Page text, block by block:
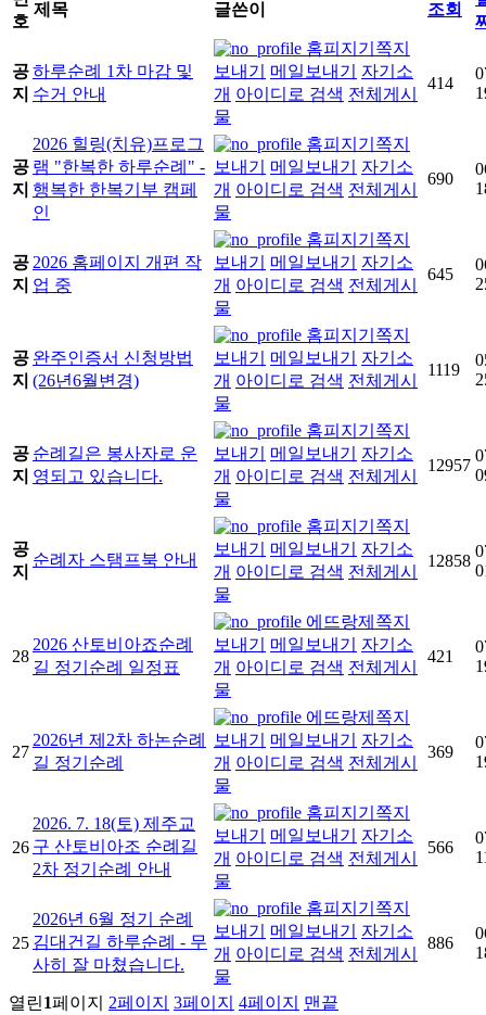
호
제목 글쓴이 조회
공
지
하루순례 1차 마감 및
수거 안내
홈피지기 쪽지
보내기
메일보내기
자기소
개 아이디로 검색 전체게시
물
414
공
지
2026 힐링(치유)프로그
램 "한복한 하루순례" -
행복한 한복기부 캠페
인
홈피지기 쪽지
보내기
메일보내기
자기소
개 아이디로 검색 전체게시
물
690
공
지
2026 홈페이지 개편 작
업 중
홈피지기 쪽지
보내기
메일보내기
자기소
개 아이디로 검색 전체게시
물
645
공
지
완주인증서 신청방법
(26년6월변경)
홈피지기 쪽지
보내기
메일보내기
자기소
개 아이디로 검색 전체게시
물
1119
공
지
순례길은 봉사자로 운
영되고 있습니다.
홈피지기 쪽지
보내기
메일보내기
자기소
개 아이디로 검색 전체게시
물
12957
공
지
순례자 스탬프북 안내
홈피지기 쪽지
보내기
메일보내기
자기소
개 아이디로 검색 전체게시
물
12858
28
2026 산토비아죠순례
길 정기순례 일정표
에뜨랑제 쪽지
보내기
메일보내기
자기소
개 아이디로 검색 전체게시
물
421
27
2026년 제2차 하논순례
길 정기순례
에뜨랑제 쪽지
보내기
메일보내기
자기소
개 아이디로 검색 전체게시
물
369
26
2026. 7. 18(토) 제주교
구 산토비아조 순례길
2차 정기순례 안내
홈피지기 쪽지
보내기
메일보내기
자기소
개 아이디로 검색 전체게시
물
566
25
2026년 6월 정기 순례
김대건길 하루순례 - 무
사히 잘 마쳤습니다.
홈피지기 쪽지
보내기
메일보내기
자기소
개 아이디로 검색 전체게시
물
886
열린1페이지 2페이지 3페이지 4페이지 맨끝